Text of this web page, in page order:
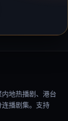
地热播剧、港台
播剧集。支持